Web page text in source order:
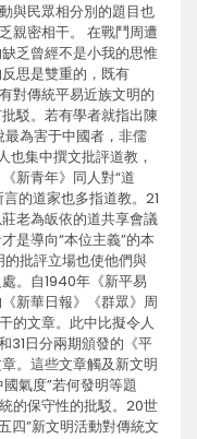
與民眾相分別的題目也
親密相干。 在戰鬥周遭
乏曾經不是小我的思惟
思是雙重的，既有
對傳統平易近族文明的
駁。若有學者就指出陳
最為害于中國者，非儒
也集中撰文批評道教，
新青年》同人對“道
的道家也多指道教。21
老為皈依的道共享會議
是導向“本位主義”的本
批評立場也使他們與
。自1940年《新平易
新華日報》《群眾》周
的文章。此中比擬令人
31日分兩期頒發的《平
。這些文章觸及新文明
氣度”若何發明等題
的保守性的批駁。20世
四”新文明活動對傳統文